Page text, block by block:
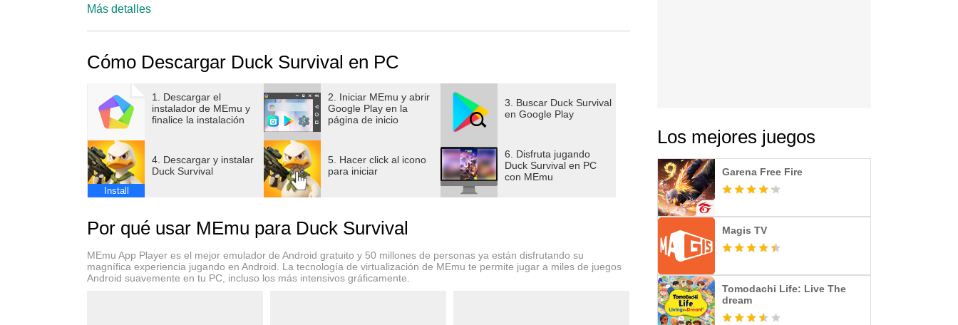
Ducks vs. Zombies: ¡ábrete paso luchando a través del apocalipsis!
Día: ¡Usa tus recursos para mejorar tu base, reclutar soldados y desplegar poderosas defensas como
Torres Ametralladoras y Torres EMP para prepararte para la batalla!
Noche: Casi un centenar de zombis mutantes y jefes gigantes atacan. ¡Defiende tu fortaleza hasta el
amanecer!
- ¡Patos peculiares, supervivencia en el fin del mundo!
Olvídate de los supervivientes humanos: ¡esta vez jugarás como un valiente pato, desbloqueando una gran
Cada noche que sobrevives impulsa la evolución de tu base. ¿Fracasas? ¡Los zombis destrozarán tus
- ¡Reúne héroes, forma el equipo definitivo!
Más detalles
Cómo Descargar Duck Survival en PC
1. Descargar el
instalador de MEmu y
finalice la instalación
2. Iniciar MEmu y abrir
Google Play en la
página de inicio
3. Buscar Duck Survival
en Google Play
Install
4. Descargar y instalar
Duck Survival
5. Hacer click al icono
para iniciar
6. Disfruta jugando
Duck Survival en PC
con MEmu
Por qué usar MEmu para Duck Survival
MEmu App Player es el mejor emulador de Android gratuito y 50 millones de personas ya están disfrutando su
magnífica experiencia jugando en Android. La tecnología de virtualización de MEmu te permite jugar a miles de juegos
Android suavemente en tu PC, incluso los más intensivos gráficamente.
Los mejores juegos
Garena Free Fire
Magis TV
Tomodachi Life: Live The
dream